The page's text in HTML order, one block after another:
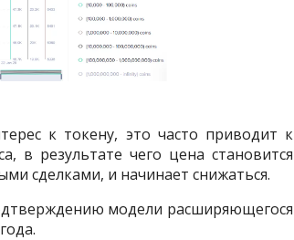
к токену, это часто приводит к
в результате чего цена становится
сделками, и начинает снижаться.
модели расширяющегося